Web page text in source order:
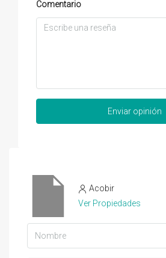
Comentario
Enviar opinión
Acobir
Ver Propiedades